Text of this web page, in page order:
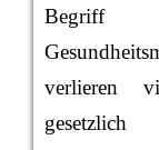
verlieren